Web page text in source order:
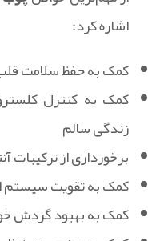
اشاره کرد:
کمک به حفظ سلامت
کمک به کنترل
زندگی سالم
برخورداری از ترکیبات
کمک به تقویت سیستم
کمک به بهبود گردش